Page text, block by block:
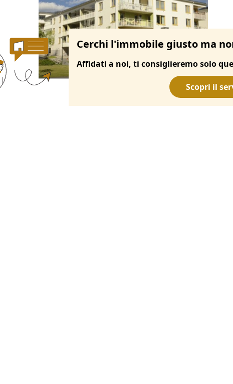
Cerchi l'immobile giusto ma
Affidati a noi, ti consiglieremo solo
Scopri il